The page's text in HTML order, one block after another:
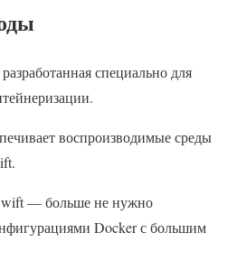
специально для
воспроизводимые среды
— больше не нужно
Docker с большим